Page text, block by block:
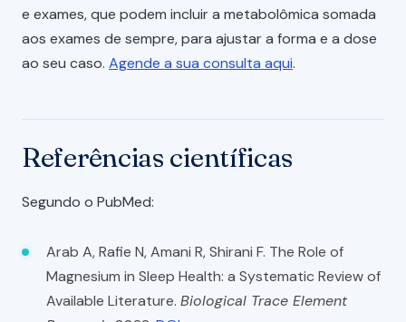
e exames, que podem incluir a metabolômica somada
aos exames de sempre, para ajustar a forma e a dose
ao seu caso. Agende a sua consulta aqui.
Referências científicas
Segundo o PubMed:
Arab A, Rafie N, Amani R, Shirani F. The Role of
Magnesium in Sleep Health: a Systematic Review of
Available Literature.Biological Trace Element